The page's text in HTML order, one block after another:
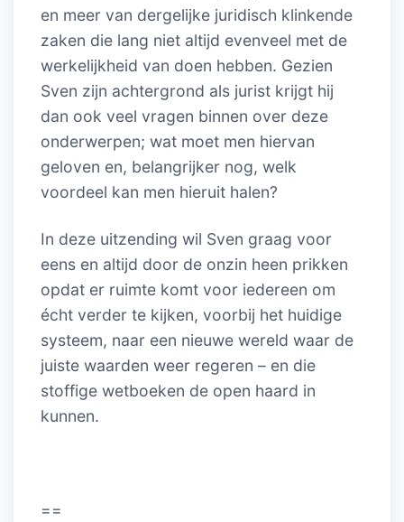
en meer van dergelijke juridisch klinkende
zaken die lang niet altijd evenveel met de
werkelijkheid van doen hebben. Gezien
Sven zijn achtergrond als jurist krijgt hij
dan ook veel vragen binnen over deze
onderwerpen; wat moet men hiervan
geloven en, belangrijker nog, welk
voordeel kan men hieruit halen?
In deze uitzending wil Sven graag voor
eens en altijd door de onzin heen prikken
opdat er ruimte komt voor iedereen om
écht verder te kijken, voorbij het huidige
systeem, naar een nieuwe wereld waar de
juiste waarden weer regeren – en die
stoffige wetboeken de open haard in
kunnen.
==